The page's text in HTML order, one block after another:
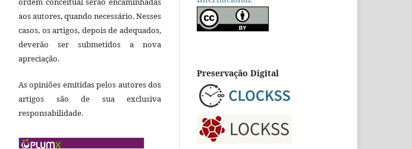
aos autores, quando necessário. Nesses
casos, os artigos, depois de adequados,
deverão ser submetidos a nova
apreciação.
As opiniões emitidas pelos autores dos
artigos são de sua exclusiva
responsabilidade.
Preservação Digital